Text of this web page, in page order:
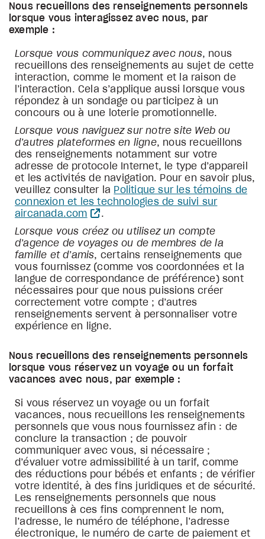
Nous recueillons des renseignements personnels
lorsque vous interagissez avec nous, par
exemple :
Lorsque vous communiquez avec nous, nous
recueillons des renseignements au sujet de cette
interaction, comme le moment et la raison de
l’interaction. Cela s’applique aussi lorsque vous
répondez à un sondage ou participez à un
concours ou à une loterie promotionnelle.
Lorsque vous naviguez sur notre site Web ou
d’autres plateformes en ligne, nous recueillons
des renseignements notamment sur votre
adresse de protocole Internet, le type d’appareil
et les activités de navigation. Pour en savoir plus,
veuillez consulter la Politique sur les témoins de
connexion et les technologies de suivi sur
aircanada.com
.
Lorsque vous créez ou utilisez un compte
d’agence de voyages ou de membres de la
famille et d’amis, certains renseignements que
vous fournissez (comme vos coordonnées et la
langue de correspondance de préférence) sont
nécessaires pour que nous puissions créer
correctement votre compte ; d’autres
renseignements servent à personnaliser votre
expérience en ligne.
Nous recueillons des renseignements personnels
lorsque vous réservez un voyage ou un forfait
vacances avec nous, par exemple :
Si vous réservez un voyage ou un forfait
vacances, nous recueillons les renseignements
personnels que vous nous fournissez afin : de
conclure la transaction ; de pouvoir
communiquer avec vous, si nécessaire ;
d’évaluer votre admissibilité à un tarif, comme
des réductions pour bébés et enfants ; de vérifier
votre identité, à des fins juridiques et de sécurité.
Les renseignements personnels que nous
recueillons à ces fins comprennent le nom,
l’adresse, le numéro de téléphone, l’adresse
électronique, le numéro de carte de paiement et